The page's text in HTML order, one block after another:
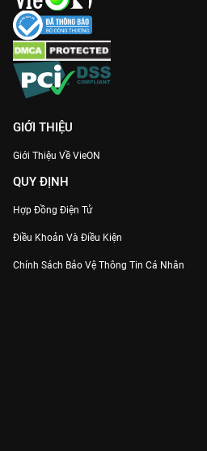
GIỚI THIỆU
Giới Thiệu Về VieON
QUY ĐỊNH
Hợp Đồng Điện Tử
Điều Khoản Và Điều Kiện
Chính Sách Bảo Vệ Thông Tin Cá Nhân